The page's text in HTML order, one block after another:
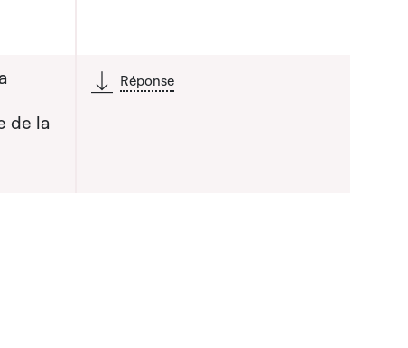
liste qui précède
de la
Réponse